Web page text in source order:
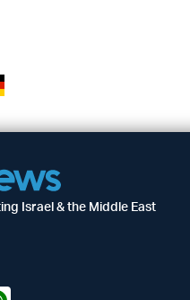
Israel & the Middle East